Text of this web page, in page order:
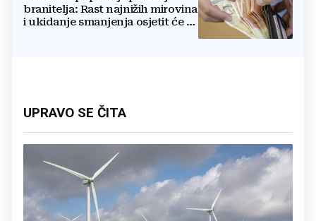
branitelja: Rast najnižih mirovina
i ukidanje smanjenja osjetit će se
UPRAVO SE ČITA